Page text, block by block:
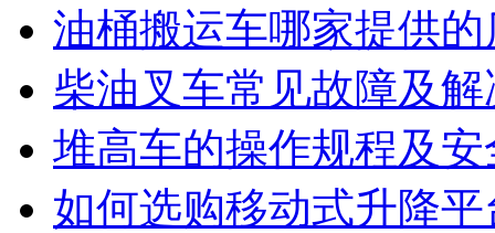
油桶搬运车哪家提供
柴油叉车常见故障及
堆高车的操作规程及
如何选购移动式升降平